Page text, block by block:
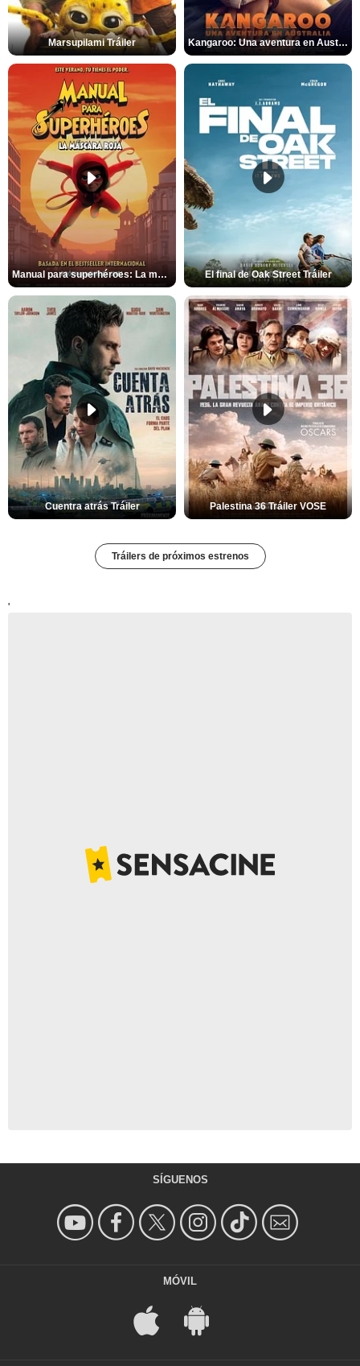
Marsupilami Tráiler Kangaroo: Una aventura en Australia Tráiler
Manual para superhéroes: La máscara roja Tráiler El final de Oak Street Tráiler
Cuentra atrás Tráiler Palestina 36 Tráiler VOSE
Tráilers de próximos estrenos
'
SÍGUENOS
MÓVIL